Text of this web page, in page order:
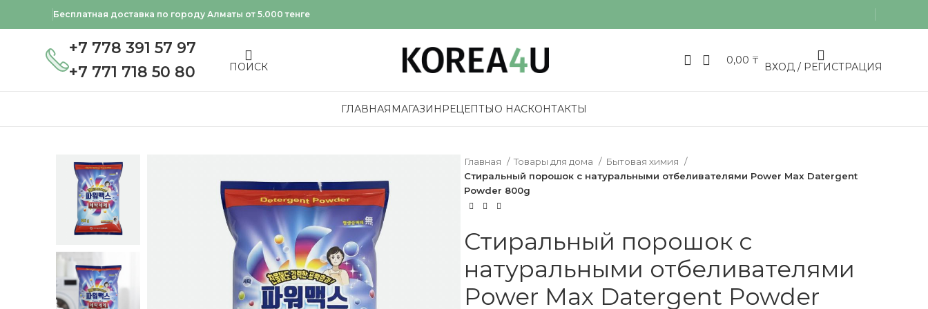
Бесплатная доставка по городу Алматы от 5.000 тенге
+7 778 391 57 97
+7 771 718 50 80
ПОИСК
0,00 ₸
ВХОД / РЕГИСТРАЦИЯ
ГЛАВНАЯ МАГАЗИН РЕЦЕПТЫО НАСКОНТАКТЫ
Главная Товары для дома
Бытовая химия
Стиральный порошок с натуральными отбеливателями Power Max Datergent
Powder 800g
Стиральный порошок с
натуральными отбеливателями
Power Max Datergent Powder